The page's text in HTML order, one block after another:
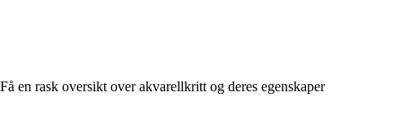
Få en rask oversikt over akvarellkritt og deres egenskaper